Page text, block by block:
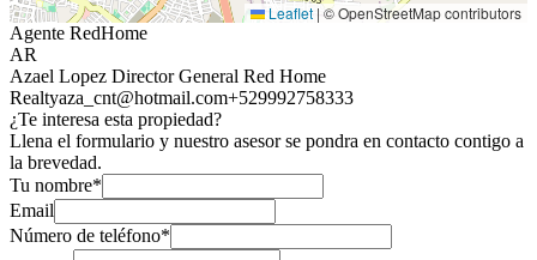
Leaflet |© OpenStreetMap contributors
Agente RedHome
AR
Azael Lopez Director General Red Home
Realtyaza_cnt@hotmail.com+529992758333
¿Te interesa esta propiedad?
Llena el formulario y nuestro asesor se pondra en contacto contigo a
la brevedad.
Tu nombre*
Email
Número de teléfono*